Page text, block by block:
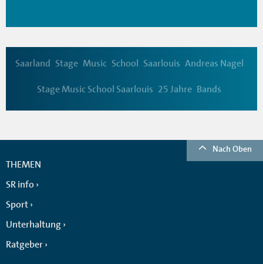
Saarland Stage Music School Saarlouis Andreas Nagel
Stage Music School Saarlouis 25 Jahre Bands
Nach Oben
THEMEN
SR info
Sport
Unterhaltung
Ratgeber